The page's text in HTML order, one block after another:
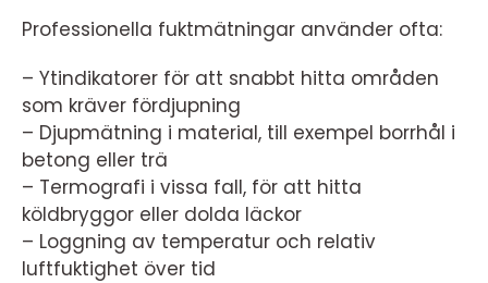
Professionella fuktmätningar använder ofta:
– Ytindikatorer för att snabbt hitta områden
som kräver fördjupning
– Djupmätning i material, till exempel borrhål i
betong eller trä
– Termografi i vissa fall, för att hitta
köldbryggor eller dolda läckor
– Loggning av temperatur och relativ
luftfuktighet över tid